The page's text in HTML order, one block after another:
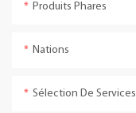
Produits Phares
Nations
Sélection De Services